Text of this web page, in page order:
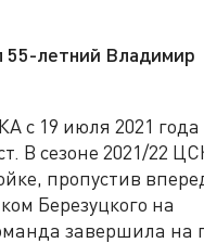
55-летний Владимир
с 19 июля 2021 года
В сезоне 2021/22
пропустив
Березуцкого на
завершила на